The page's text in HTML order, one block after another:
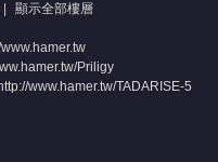
顯示全部樓層
www.hamer.tw
Priligy
http://www.hamer.tw/TADARISE-5